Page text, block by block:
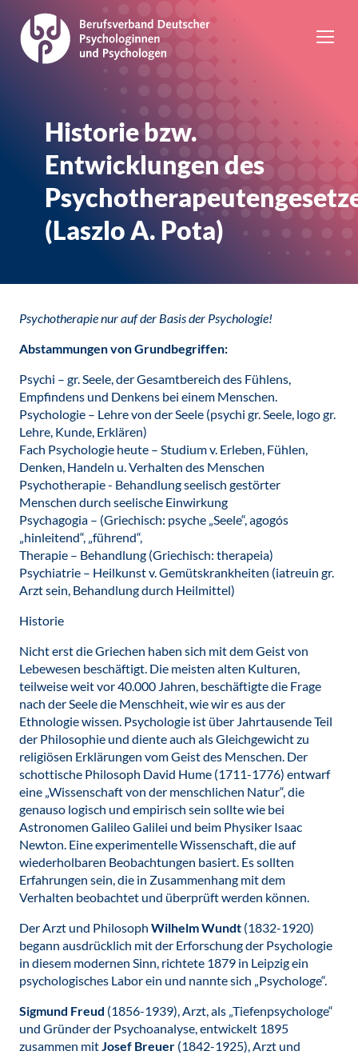
Historie bzw.
Entwicklungen des
(Laszlo A. Pota)
Psychotherapie nur auf der Basis der Psychologie!
Abstammungen von Grundbegriffen:
Psychi – gr. Seele, der Gesamtbereich des Fühlens,
Empfindens und Denkens bei einem Menschen.
Psychologie – Lehre von der Seele (psychi gr. Seele, logo gr.
Lehre, Kunde, Erklären)
Fach Psychologie heute – Studium v. Erleben, Fühlen,
Denken, Handeln u. Verhalten des Menschen
Psychotherapie - Behandlung seelisch gestörter
Menschen durch seelische Einwirkung
Psychagogia – (Griechisch: psyche „Seele“, agogós
„hinleitend“, „führend“,
Therapie – Behandlung (Griechisch: therapeia)
Psychiatrie – Heilkunst v. Gemütskrankheiten (iatreuin gr.
Arzt sein, Behandlung durch Heilmittel)
Historie
Nicht erst die Griechen haben sich mit dem Geist von
Lebewesen beschäftigt. Die meisten alten Kulturen,
teilweise weit vor 40.000 Jahren, beschäftigte die Frage
nach der Seele die Menschheit, wie wir es aus der
Ethnologie wissen. Psychologie ist über Jahrtausende Teil
der Philosophie und diente auch als Gleichgewicht zu
religiösen Erklärungen vom Geist des Menschen. Der
schottische Philosoph David Hume (1711-1776) entwarf
eine „Wissenschaft von der menschlichen Natur“, die
genauso logisch und empirisch sein sollte wie bei
Astronomen Galileo Galilei und beim Physiker Isaac
Newton. Eine experimentelle Wissenschaft, die auf
wiederholbaren Beobachtungen basiert. Es sollten
Erfahrungen sein, die in Zusammenhang mit dem
Verhalten beobachtet und überprüft werden können.
Der Arzt und Philosoph Wilhelm Wundt (1832-1920)
begann ausdrücklich mit der Erforschung der Psychologie
in diesem modernen Sinn, richtete 1879 in Leipzig ein
psychologisches Labor ein und nannte sich „Psychologe“.
Sigmund Freud (1856-1939), Arzt, als „Tiefenpsychologe“
und Gründer der Psychoanalyse, entwickelt 1895
zusammen mitJosef Breuer (1842-1925), Arzt und